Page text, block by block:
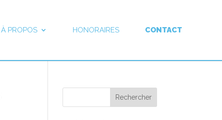
À PROPOS HONORAIRES CONTACT